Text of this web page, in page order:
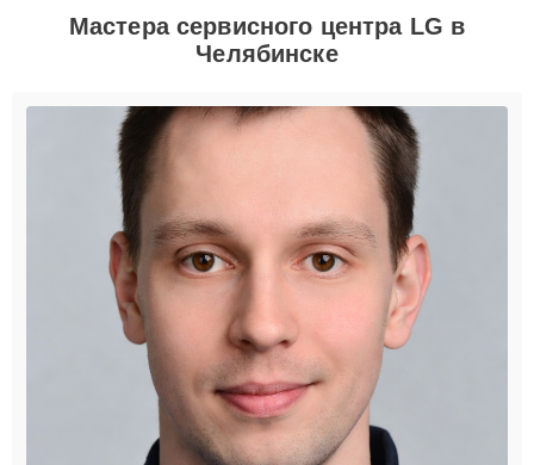
Мастера сервисного центра LG в
Челябинске